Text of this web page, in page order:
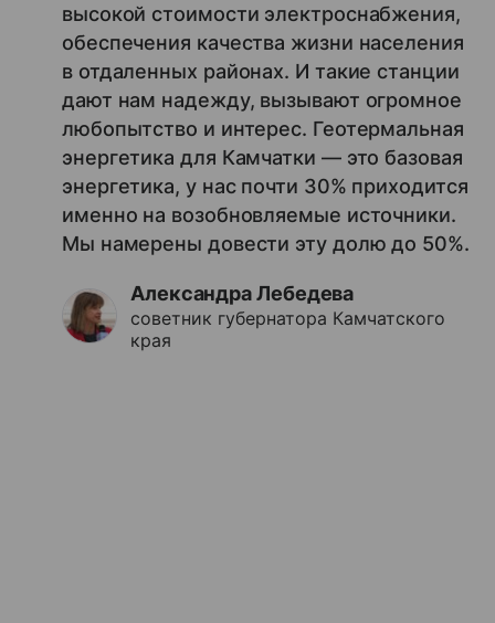
высокой стоимости электроснабжения,
обеспечения качества жизни населения
в отдаленных районах. И такие станции
дают нам надежду, вызывают огромное
любопытство и интерес. Геотермальная
энергетика для Камчатки — это базовая
энергетика, у нас почти 30% приходится
именно на возобновляемые источники.
Мы намерены довести эту долю до 50%.
Александра Лебедева
советник губернатора Камчатского
края